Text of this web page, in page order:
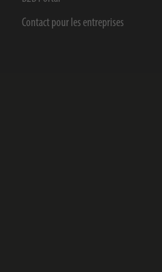
Contact pour les entreprises